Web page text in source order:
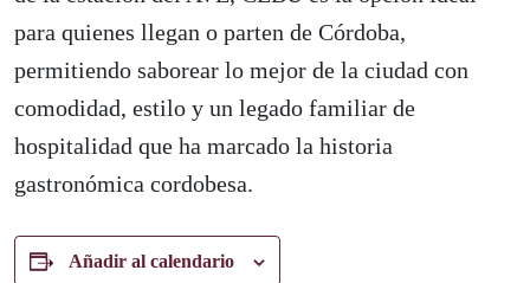
para quienes llegan o parten de Córdoba,
permitiendo saborear lo mejor de la ciudad con
comodidad, estilo y un legado familiar de
hospitalidad que ha marcado la historia
gastronómica cordobesa.
Añadir al calendario